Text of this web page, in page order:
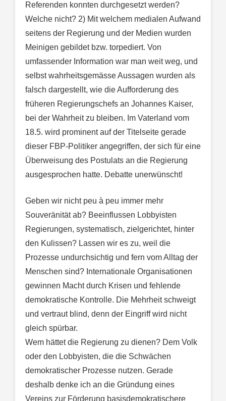
Referenden konnten durchgesetzt werden?
Welche nicht? 2) Mit welchem medialen Aufwand
seitens der Regierung und der Medien wurden
Meinigen gebildet bzw. torpediert. Von
umfassender Information war man weit weg, und
selbst wahrheitsgemässe Aussagen wurden als
falsch dargestellt, wie die Aufforderung des
früheren Regierungschefs an Johannes Kaiser,
bei der Wahrheit zu bleiben. Im Vaterland vom
18.5. wird prominent auf der Titelseite gerade
dieser FBP-Politiker angegriffen, der sich für eine
Überweisung des Postulats an die Regierung
ausgesprochen hatte. Debatte unerwünscht!
Geben wir nicht peu à peu immer mehr
Souveränität ab? Beeinflussen Lobbyisten
Regierungen, systematisch, zielgerichtet, hinter
den Kulissen? Lassen wir es zu, weil die
Prozesse undurchsichtig und fern vom Alltag der
Menschen sind? Internationale Organisationen
gewinnen Macht durch Krisen und fehlende
demokratische Kontrolle. Die Mehrheit schweigt
und vertraut blind, denn der Eingriff wird nicht
gleich spürbar.
Wem hättet die Regierung zu dienen? Dem Volk
oder den Lobbyisten, die die Schwächen
demokratischer Prozesse nutzen. Gerade
deshalb denke ich an die Gründung eines
Vereins zur Förderung basisdemokratischere